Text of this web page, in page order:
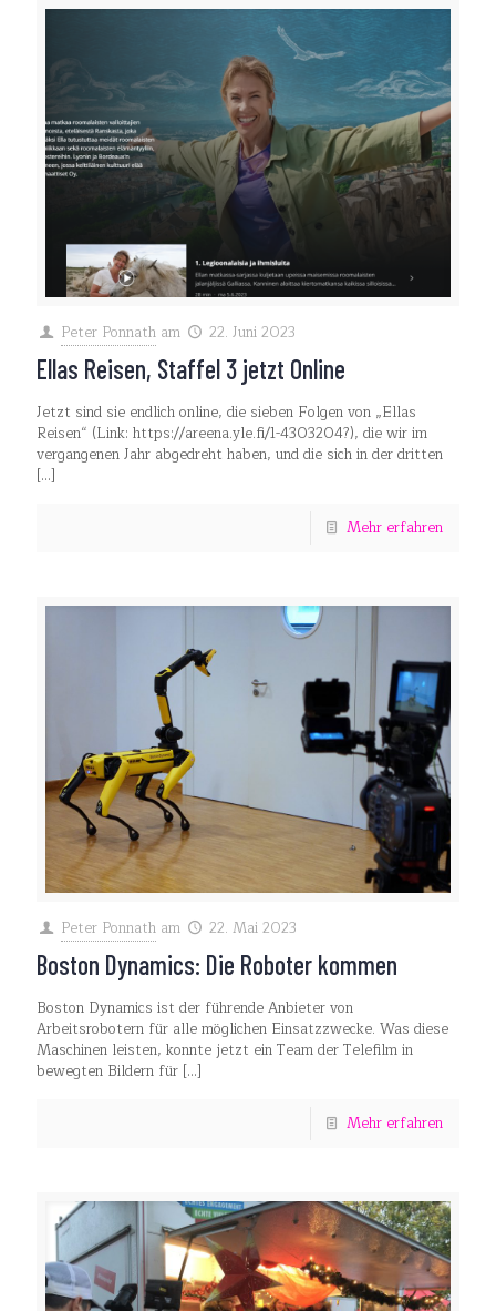
Peter Ponnath am 22. Juni 2023
Ellas Reisen, Staffel 3 jetzt Online
Jetzt sind sie endlich online, die sieben Folgen von „Ellas
Reisen“ (Link: https://areena.yle.fi/1-4303204?), die wir im
vergangenen Jahr abgedreht haben, und die sich in der dritten
[…]
Mehr erfahren
Peter Ponnath am 22. Mai 2023
Boston Dynamics: Die Roboter kommen
Boston Dynamics ist der führende Anbieter von
Arbeitsrobotern für alle möglichen Einsatzzwecke. Was diese
Maschinen leisten, konnte jetzt ein Team der Telefilm in
bewegten Bildern für […]
Mehr erfahren